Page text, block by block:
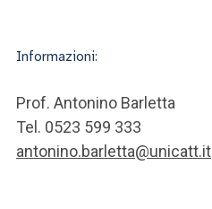
Informazioni:
Prof. Antonino Barletta
Tel. 0523 599 333
antonino.barletta@unicatt.it